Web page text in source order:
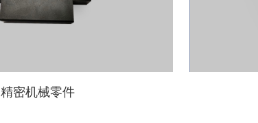
精密机械零件